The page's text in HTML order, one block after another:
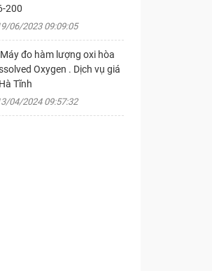
200
06/2023 09:09:05
đo hàm lượng oxi hòa
Oxygen . Dịch vụ giá
Tĩnh
04/2024 09:57:32